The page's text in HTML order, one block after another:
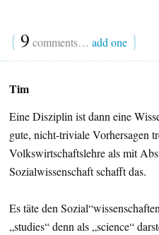
{ 9 comments… add one }
Tim
Eine Disziplin ist dann eine
gute, nicht-triviale Vorhersagen
Volkswirtschaftslehre als mit
Sozialwissenschaft schafft das.
Es täte den
„studies“ denn als „science“